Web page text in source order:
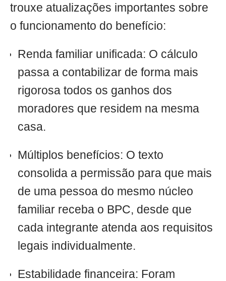
trouxe atualizações importantes sobre
o funcionamento do benefício:
Renda familiar unificada: O cálculo
passa a contabilizar de forma mais
rigorosa todos os ganhos dos
moradores que residem na mesma
casa.
Múltiplos benefícios: O texto
consolida a permissão para que mais
de uma pessoa do mesmo núcleo
familiar receba o BPC, desde que
cada integrante atenda aos requisitos
legais individualmente.
Estabilidade financeira: Foram